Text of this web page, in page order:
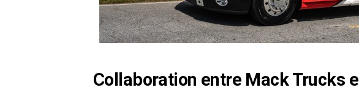
Collaboration entre Mack Trucks